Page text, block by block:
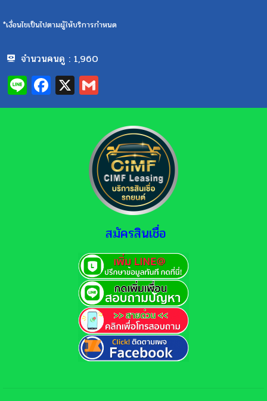
*เงื่อนไขเป็นไปตามผู้ให้บริการกำหนด
จำนวนคนดู : 1,960
LineFacebook
X
สมัครสินเชื่อ